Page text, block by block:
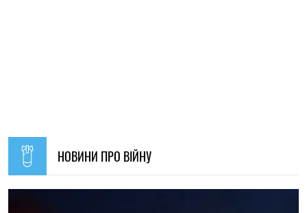
Сили оборони України завдали удару по об’єктах ФСБ,
зв’язку та логістики російських військ
Ірина Де Люсто